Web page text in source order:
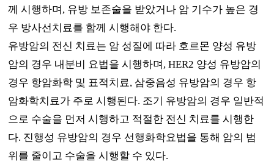
께 시행하며 , 유방 보존술을 받았거나 암 기수가 높은 경
우 방사선치료를 함께 시행해야 한다.
유방암의 전신 치료는 암 성질에 따라 호르몬 양성 유방
암의 경우 내분비 요법을 시행하며 , HER2 양성 유방암의
경우 항암화학 및 표적치료, 삼중음성 유방암의 경우 항
암화학치료가 주로 시행된다. 조기 유방암의 경우 일반적
으로 수술을 먼저 시행하고 적절한 전신 치료를 시행한
다. 진행성 유방암의 경우 선행화학요법을 통해 암의 범
위를 줄이고 수술을 시행할 수 있다.